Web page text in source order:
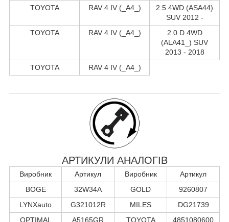
TOYOTA
RAV 4 IV (_A4_)
2.5 4WD (ASA44)
SUV 2012 -
TOYOTA
RAV 4 IV (_A4_)
2.0 D 4WD
(ALA41_) SUV
2013 - 2018
TOYOTA
RAV 4 IV (_A4_)
АРТИКУЛИ АНАЛОГІВ
Виробник Артикул Виробник
Артикул
BOGE
32W34A GOLD
9260807
LYNXauto
G321012R MILES
DG21739
OPTIMAL
A5165GR TOYOTA
4851080600